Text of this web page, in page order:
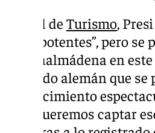
La edil de Turismo,
“muy potentes”, pero
de Benalmádena en
mercado alemán que
un crecimiento
pero queremos captar